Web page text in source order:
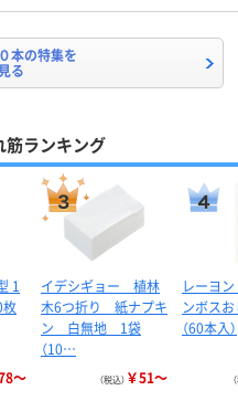
本の特集を
る
ランキング
1
枚
～
イデシギョー 植林
木6つ折り 紙ナプキ
ン 白無地 1袋
（10…
（税込） ￥51～
レーヨ
ンボス
（60本入）